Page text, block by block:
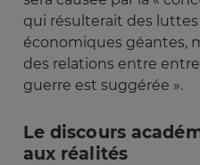
qui résulterait des
économiques géantes,
des relations entre
guerre est suggérée ».
Le discours
aux réalités